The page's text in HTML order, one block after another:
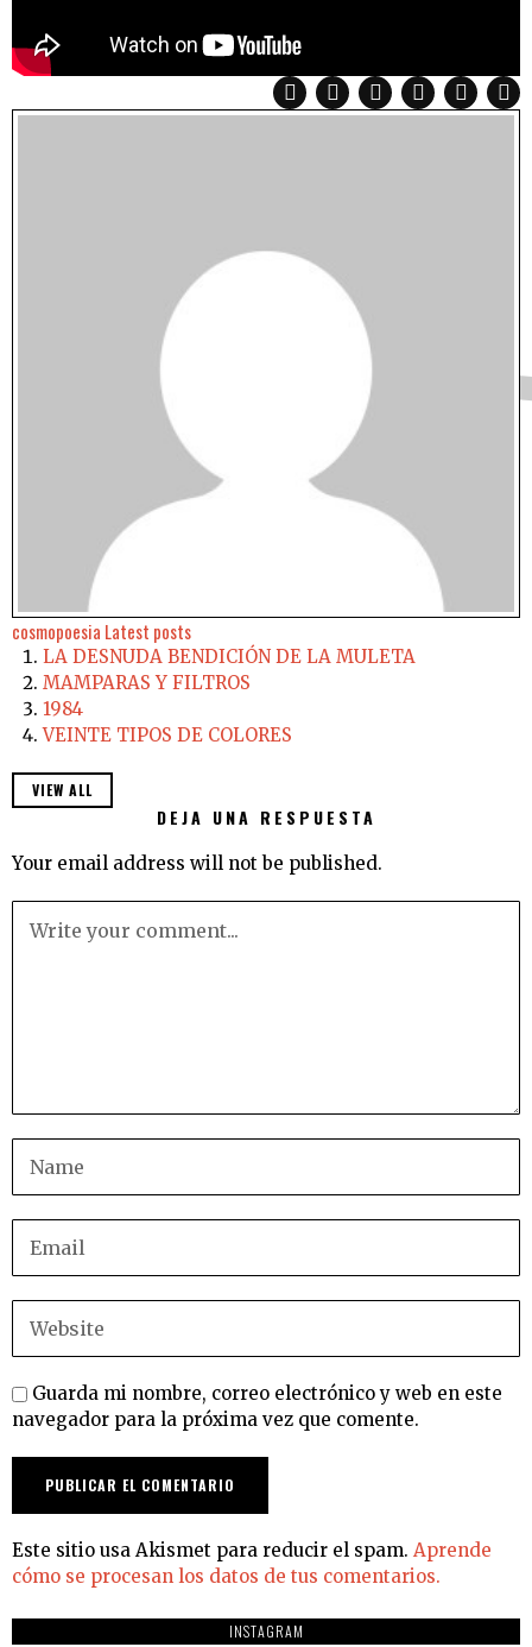
cosmopoesia Latest posts
LA DESNUDA BENDICIÓN DE LA MULETA
MAMPARAS Y FILTROS
1984
VEINTE TIPOS DE COLORES
VIEW ALL
DEJA UNA RESPUESTA
Your email address will not be published.
Guarda mi nombre, correo electrónico y web en este
navegador para la próxima vez que comente.
Este sitio usa Akismet para reducir el spam. Aprende
cómo se procesan los datos de tus comentarios.
INSTAGRAM